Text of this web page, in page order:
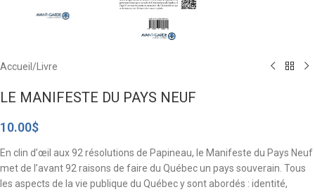
Accueil/Livre
LE MANIFESTE DU PAYS NEUF
10.00$
En clin d’œil aux 92 résolutions de Papineau, le Manifeste du Pays Neuf
met de l’avant 92 raisons de faire du Québec un pays souverain. Tous
les aspects de la vie publique du Québec y sont abordés : identité,